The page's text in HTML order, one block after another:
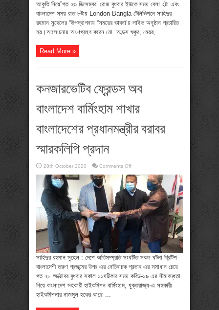
আকুতি নিয়ে”গত ২৩ ডিসেম্বর’ রোজ বুধবার ইউকে সময় বেলা ২টা এবং
বাংলাদেশ সময় রাত ৮টায় London Bangla টেলিভিশনে সাহিদুর
রহমান সুহেলের “উপস্থাপনায় “সময়ের ভাবনা’য় লাইভ অনুষ্ঠান প্রচারিত
হয়।আলোচনায় অংশগ্রহণ করেন মো: আব্দুস শুকুর, মেয়র, ...
Read More »
কনজারভেটিব ফ্রেন্ডস অব
বাংলাদেশ বার্মিংহাম শাখার
বাংলাদেশের প্রধানমন্ত্রীর বরাবর
স্মারকলিপি প্রদান
28th October 2020 Comments Offon
ফ্রেন্ডস
অব
বাংলাদেশ
বার্মিংহাম
শাখার
বাংলাদেশের
প্রধানমন্ত্রীর
বরাবর
স্মারকলিপি
সাহিদুর রহমান সুহেল : দেশে অতিসম্প্রতি সংঘটিত সকল ঘটনা ব্রিটিশ-
বাংলাদেশী তরুণ প্রজন্মের উপর এর নেতিবাচক প্রভাব এর সমাধান চেয়ে
গত ২৮ অক্টোবর বুধবার সকাল ১১ঘটিকার সময় কবিড-১৯ এর সীমাবদ্ধতা
নিয়ে বাংলাদেশ সহকারী হাইকমিশন বার্মিংহাম, যুক্তরাজ্য-এ সহকারী
হাইকমিশনার নাজমুল হকের কাছে ...